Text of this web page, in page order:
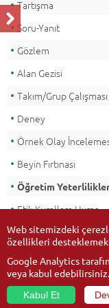
Tartışma
Soru-Yanıt
Gözlem
Alan Gezisi
Takım/Grup Çalışması
Deney
Örnek Olay
Beyin Fırtınası
Öğretim
Etik Kurallara Uyma
Web sitemizdeki
özellikleri desteklemek
Google Analytics
veya kabul edebilirsiniz.
Kabul Et
© 2026